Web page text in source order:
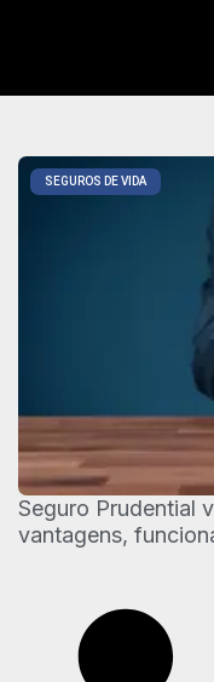
SEGUROS DE VIDA
Seguro Prudential
vantagens,